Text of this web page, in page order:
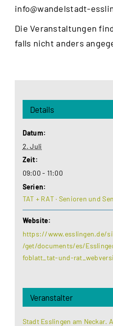
info@wandelstadt-
Die Veranstaltungen
falls nicht anders
Details
Datum:
2. Juli
Zeit:
09:00 - 11:00
Serien:
TAT + RAT · Senioren und
Website:
https://www.esslingen.de/
/get/documents/es/
foblatt_tat-und-
Veranstalter
Stadt Esslingen am Neckar.